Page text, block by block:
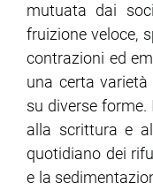
mutuata dai
fruizione veloce,
contrazioni ed
una certa
su diverse forme.
alla scrittura e
quotidiano dei
e la